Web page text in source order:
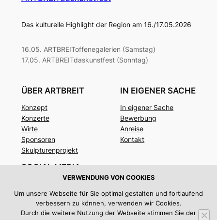
Das kulturelle Highlight der Region am 16./17.05.2026
16.05. ARTBREIToffenegalerien (Samstag)
17.05. ARTBREITdaskunstfest (Sonntag)
ÜBER ARTBREIT
Konzept
Konzerte
Wirte
Sponsoren
Skulpturenprojekt
IN EIGENER SACHE
In eigener Sache
Bewerbung
Anreise
Kontakt
SOCIAL MEDIA
Instagram
Twitter/X
VERWENDUNG VON COOKIES
Um unsere Webseite für Sie optimal gestalten und fortlaufend
verbessern zu können, verwenden wir Cookies.
Durch die weitere Nutzung der Webseite stimmen Sie der